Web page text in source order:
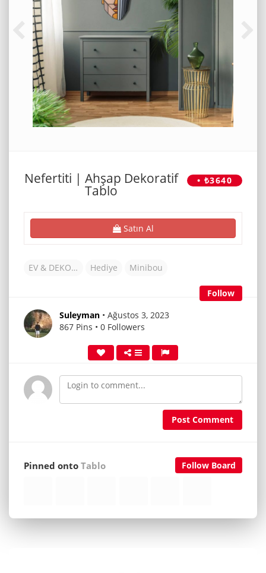
• ₺3640
Nefertiti | Ahşap Dekoratif
Tablo
Satın Al
EV & DEKORASYON Hediye Minibou
Follow
Suleyman • Ağustos 3, 2023
867 Pins • 0 Followers
Post Comment
Follow Board
Pinned ontoTablo